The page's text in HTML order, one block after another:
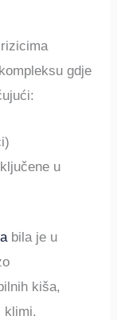
gdje
u
bila je u
kiša,
klimi.